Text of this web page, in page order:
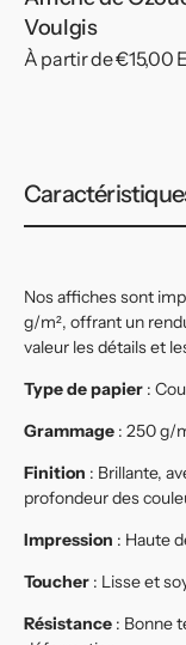
Voulgis
Prix
À partir de €15,00
Nos affiches sont
g/m², offrant un
valeur les détails et
Type de papier :
Grammage : 250 g/
Finition : Brillante,
profondeur des
Impression : Haute
Toucher : Lisse et
Résistance : Bonne